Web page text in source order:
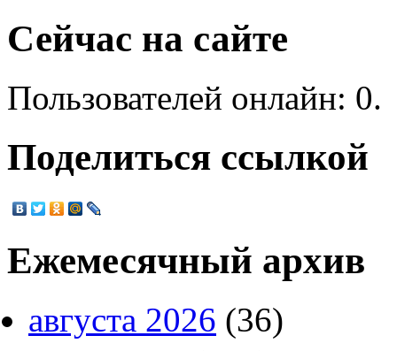
Сейчас на сайте
Пользователей онлайн: 0.
Поделиться ссылкой
Ежемесячный архив
августа 2026 (36)